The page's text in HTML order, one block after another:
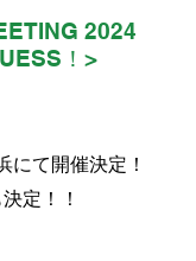
2024
！>
にて開催決定！
定！！